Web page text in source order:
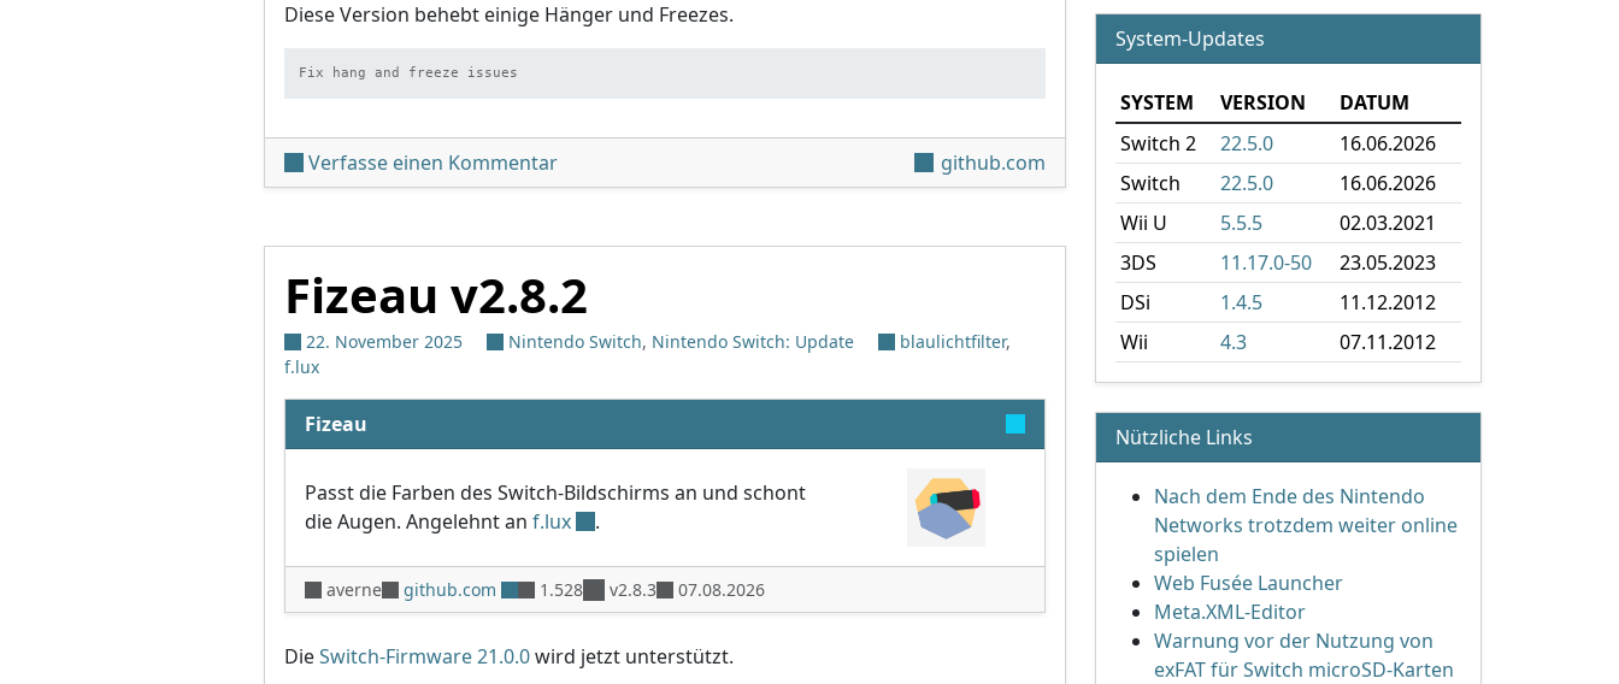
Diese Version behebt einige Hänger und Freezes.
Fix hang and freeze issues
Verfasse einen Kommentarunter 'Fizeau v2.8.3' github.com
Fizeau v2.8.2
22. November 2025 Nintendo Switch, Nintendo Switch: Update blaulichtfilter,
f.lux
Fizeau
Passt die Farben des Switch-Bildschirms an und schont
die Augen. Angelehnt an f.lux .
averne github.com 1.528 v2.8.3 07.08.2026
DieSwitch-Firmware 21.0.0wird jetzt unterstützt.
System-Updates
SYSTEM VERSION
DATUM
Switch 2
22.5.0
16.06.2026
Switch
22.5.0
16.06.2026
Wii U
5.5.5
02.03.2021
3DS
11.17.0-50
23.05.2023
DSi
1.4.5
11.12.2012
Wii
4.3 07.11.2012
Nützliche Links
Nach dem Ende des Nintendo
Networks trotzdem weiter online
spielen
Web Fusée Launcher
Meta.XML-Editor
Warnung vor der Nutzung von
exFAT für Switch microSD-Karten